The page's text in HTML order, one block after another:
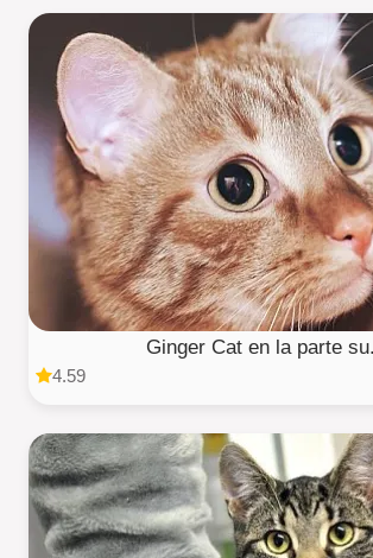
Ginger Cat en la parte
4.59